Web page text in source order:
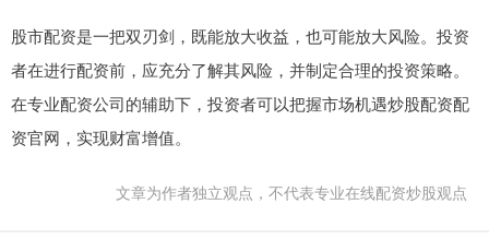
股市配资是一把双刃剑，既能放大收益，也可能放大风险。投资
者在进行配资前，应充分了解其风险，并制定合理的投资策略。
在专业配资公司的辅助下，投资者可以把握市场机遇炒股配资配
资官网，实现财富增值。
文章为作者独立观点，不代表专业在线配资炒股观点